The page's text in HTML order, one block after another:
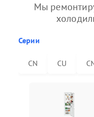
Мы
Серии
CN CU